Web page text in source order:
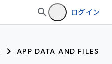
ログイン
APP DATA AND FILES